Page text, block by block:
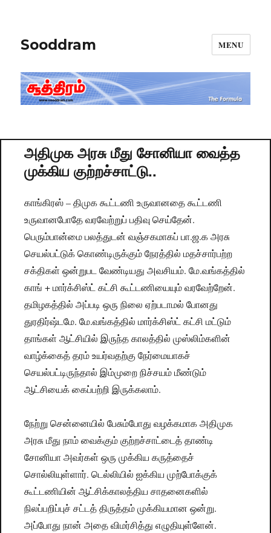
Sooddram MENU
அதிமுக அரசு மீது சோனியா வைத்த
முக்கிய குற்றச்சாட்டு..
காங்கிரஸ் – திமுக கூட்டணி உருவானதை கூட்டணி
உருவானபோதே வரவேற்றுப் பதிவு செய்தேன்.
பெரும்பான்மை பலத்துடன் வஞ்சகமாகப் பா.ஜ.க அரசு
செயல்பட்டுக் கொண்டிருக்கும் நேரத்தில் மதச்சார்பற்ற
சக்திகள் ஒன்றுபட வேண்டியது அவசியம். மே.வங்கத்தில்
காங் + மார்க்சிஸ்ட் கட்சி கூட்டணியையும் வரவேற்றேன்.
தமிழகத்தில் அப்படி ஒரு நிலை ஏற்படாமல் போனது
துரதிர்ஷ்டமே. மே.வங்கத்தில் மார்க்சிஸ்ட் கட்சி மட்டும்
தாங்கள் ஆட்சியில் இருந்த காலத்தில் முஸ்லிம்களின்
வாழ்க்கைத் தரம் உயர்வதற்கு நேர்மையாகச்
செயல்பட்டிருந்தால் இம்முறை நிச்சயம் மீண்டும்
ஆட்சியைக் கைப்பற்றி இருக்கலாம்.
நேற்று சென்னையில் பேசும்போது வழக்கமாக அதிமுக
அரசு மீது நாம் வைக்கும் குற்றச்சாட்டைத் தாண்டி
சோனியா அவர்கள் ஒரு முக்கிய கருத்தைச்
சொல்லியுள்ளார். டெல்லியில் ஐக்கிய முற்போக்குக்
கூட்டணியின் ஆட்சிக்காலத்திய சாதனைகளில்
நிலப்பறிப்புச் சட்டத் திருத்தம் முக்கியமான ஒன்று.
அப்போது நான் அதை விமர்சித்து எழுதியுள்ளேன்.